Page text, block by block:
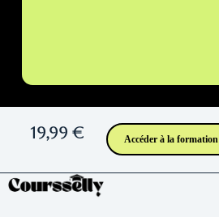
19,99 € Accéder à la formation